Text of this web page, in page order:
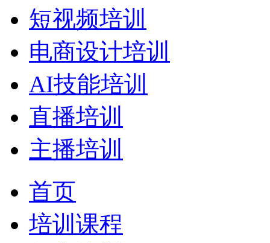
短视频培训
电商设计培训
AI技能培训
直播培训
主播培训
首页
培训课程